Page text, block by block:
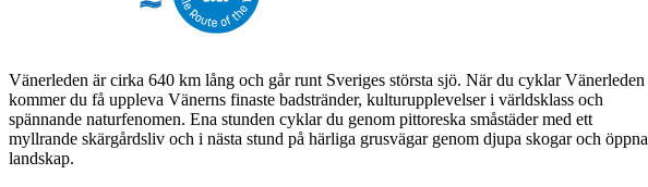
Vänerleden är cirka 640 km lång och går runt Sveriges största sjö. När du cyklar Vänerleden
kommer du få uppleva Vänerns finaste badstränder, kulturupplevelser i världsklass och
spännande naturfenomen. Ena stunden cyklar du genom pittoreska småstäder med ett
myllrande skärgårdsliv och i nästa stund på härliga grusvägar genom djupa skogar och öppna
landskap.